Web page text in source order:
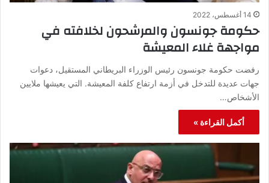
14 أغسطس، 2022
حكومة جونسون والمرشحون لخلافته في
مواجهة غلاء المعيشة
رفضت حكومة جونسون رئيس الوزراء البريطاني المستقيل، دعوات
جهات عديدة للتدخل في أزمة ارتفاع كلفة المعيشة. التي يعيشها ملايين
الأشخاص…
أكمل القراءة »